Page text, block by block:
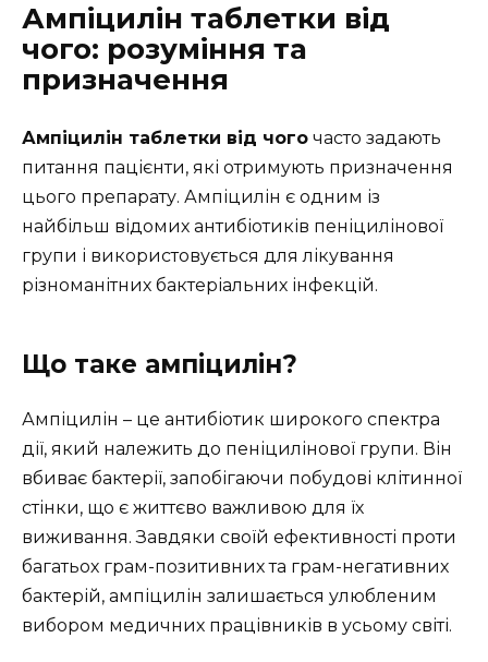
Ампіцилін таблетки від
чого: розуміння та
призначення
Ампіцилін таблетки від чого часто задають
питання пацієнти, які отримують призначення
цього препарату. Ампіцилін є одним із
найбільш відомих антибіотиків пеніцилінової
групи і використовується для лікування
різноманітних бактеріальних інфекцій.
Що таке ампіцилін?
Ампіцилін – це антибіотик широкого спектра
дії, який належить до пеніцилінової групи. Він
вбиває бактерії, запобігаючи побудові клітинної
стінки, що є життєво важливою для їх
виживання. Завдяки своїй ефективності проти
багатьох грам-позитивних та грам-негативних
бактерій, ампіцилін залишається улюбленим
вибором медичних працівників в усьому світі.